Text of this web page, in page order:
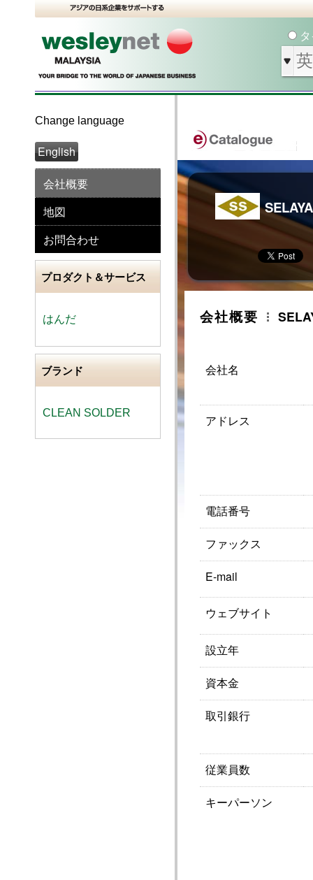
Change language
English
会社概要
地図
お問合わせ
プロダクト＆サービス
はんだ
ブランド
CLEAN SOLDER
会社概要
会社名
アドレス
電話番号
ファックス
E-mail
ウェブサイト
設立年
資本金
取引銀行
従業員数
キーパーソン